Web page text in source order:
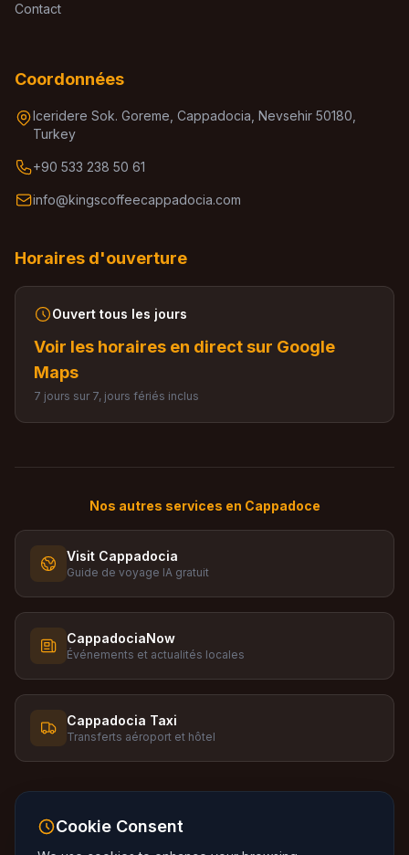
Contact
Coordonnées
Iceridere Sok. Goreme, Cappadocia, Nevsehir 50180,
Turkey
+90 533 238 50 61
info@kingscoffeecappadocia.com
Horaires d'ouverture
Ouvert tous les jours
Voir les horaires en direct sur Google
Maps
7 jours sur 7, jours fériés inclus
Nos autres services en Cappadoce
Visit Cappadocia
Guide de voyage IA gratuit
CappadociaNow
Événements et actualités locales
Cappadocia Taxi
Transferts aéroport et hôtel
Cookie Consent